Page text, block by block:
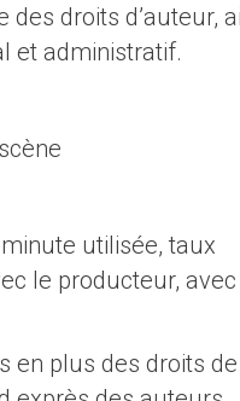
droits d’auteur,
et administratif.
utilisée, taux
le producteur,
en plus des droits de